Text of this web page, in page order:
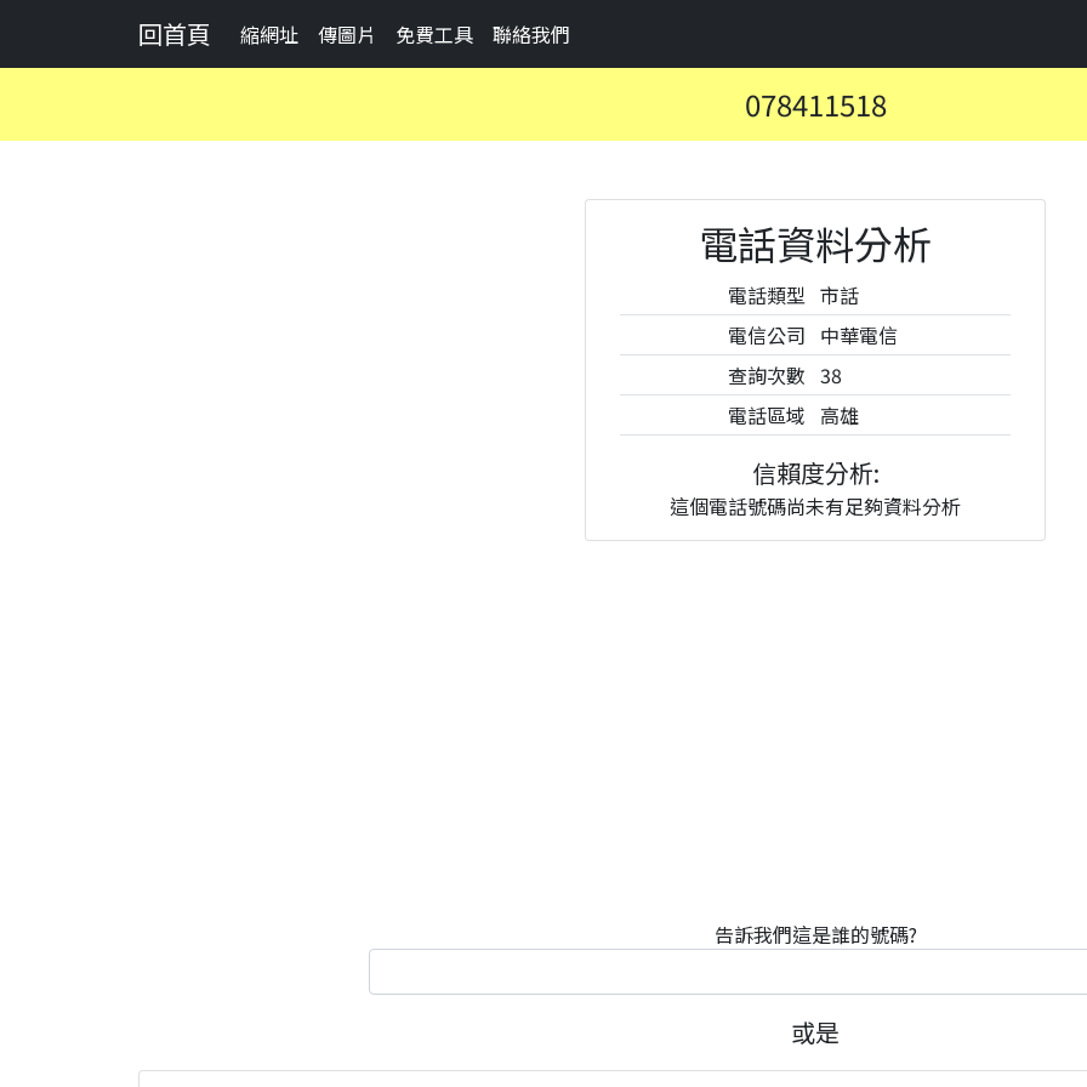
回首頁 縮網址 傳圖片 免費工具 聯絡我們
078411518
電話資料分析
電話類型 市話
電信公司 中華電信
查詢次數 38
電話區域 高雄
信賴度分析:
這個電話號碼尚未有足夠資料分析
告訴我們這是誰的號碼?
或是